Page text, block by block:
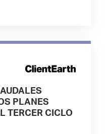
PLANES
TERCER CICLO